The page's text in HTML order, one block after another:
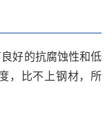
好的抗腐蚀性和低
，比不上钢材，所